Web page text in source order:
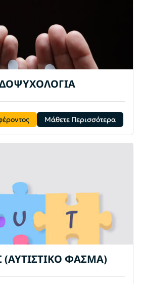
Μάθετε Περισσότερα
(ΑΥΤΙΣΤΙΚΟ ΦΑΣΜΑ)